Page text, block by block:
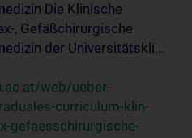
Die Klinische
, Gefäßchirurgische
der Universitätskli...
web/ueber-
curriculum-klin-
gefaesschirurgische-